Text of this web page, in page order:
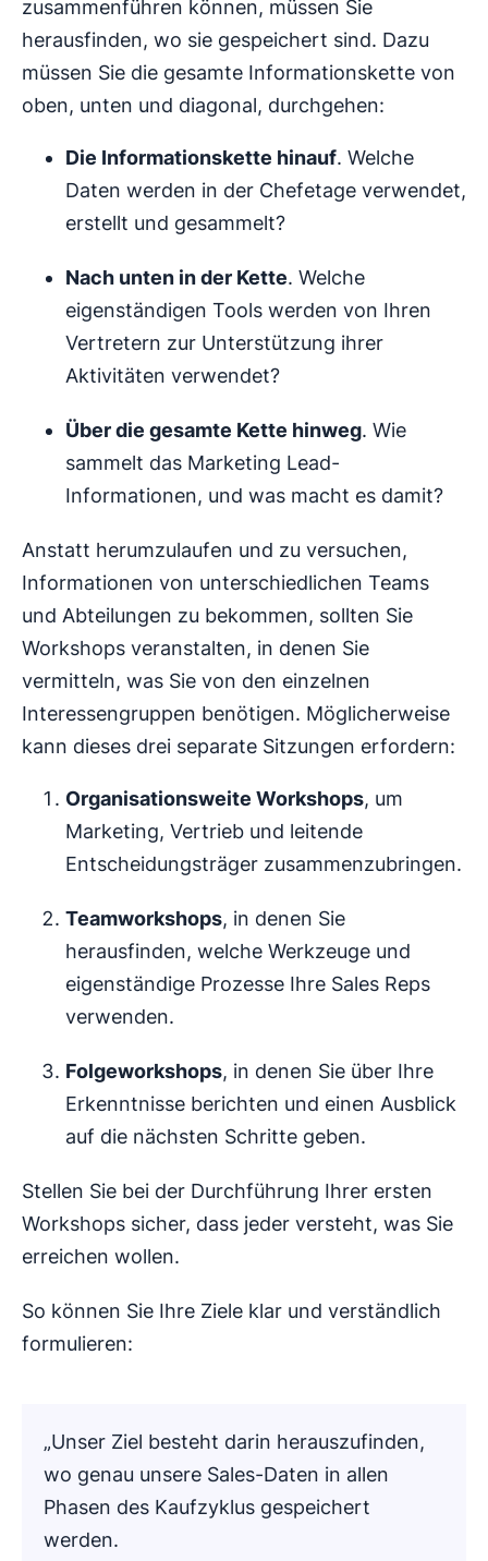
zusammenführen können, müssen Sie
herausfinden, wo sie gespeichert sind. Dazu
müssen Sie die gesamte Informationskette von
oben, unten und diagonal, durchgehen:
Die Informationskette hinauf. Welche
Daten werden in der Chefetage verwendet,
erstellt und gesammelt?
Nach unten in der Kette. Welche
eigenständigen Tools werden von Ihren
Vertretern zur Unterstützung ihrer
Aktivitäten verwendet?
Über die gesamte Kette hinweg. Wie
sammelt das Marketing Lead-
Informationen, und was macht es damit?
Anstatt herumzulaufen und zu versuchen,
Informationen von unterschiedlichen Teams
und Abteilungen zu bekommen, sollten Sie
Workshops veranstalten, in denen Sie
vermitteln, was Sie von den einzelnen
Interessengruppen benötigen. Möglicherweise
kann dieses drei separate Sitzungen erfordern:
Organisationsweite Workshops, um
Marketing, Vertrieb und leitende
Entscheidungsträger zusammenzubringen.
Teamworkshops, in denen Sie
herausfinden, welche Werkzeuge und
eigenständige Prozesse Ihre Sales Reps
verwenden.
Folgeworkshops, in denen Sie über Ihre
Erkenntnisse berichten und einen Ausblick
auf die nächsten Schritte geben.
Stellen Sie bei der Durchführung Ihrer ersten
Workshops sicher, dass jeder versteht, was Sie
erreichen wollen.
So können Sie Ihre Ziele klar und verständlich
formulieren:
„Unser Ziel besteht darin herauszufinden,
wo genau unsere Sales-Daten in allen
Phasen des Kaufzyklus gespeichert
werden.